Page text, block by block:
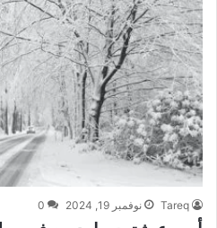
Tareq نوفمبر 19, 2024 0